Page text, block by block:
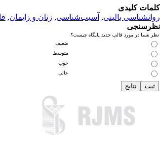
کلمات کلیدی
روانشناسی بالینی, آسیب‌شناسی, زنان و زایمان,
نظرسنجی
نظر شما در مورد قالب جدید پایگاه چیست؟
ضعیف
متوسط
خوب
عالی